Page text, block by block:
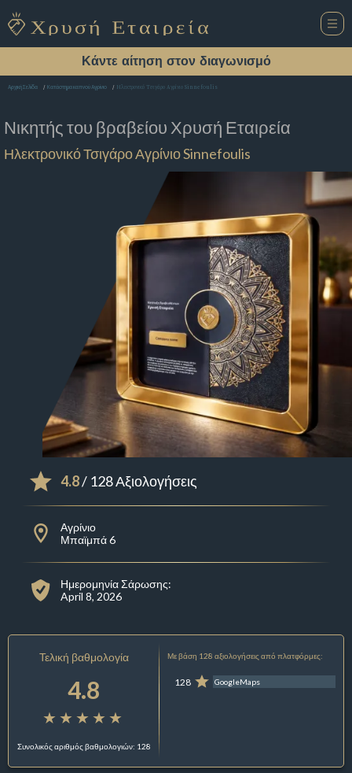
Κάντε αίτηση στον διαγωνισμό
Αρχική Σελίδα Κατάστημα καπνού Αγρίνιο Ηλεκτρονικό Τσιγάρο Αγρίνιο Sinnefoulis
Νικητής του βραβείου Χρυσή Εταιρεία
Ηλεκτρονικό Τσιγάρο Αγρίνιο Sinnefoulis
4.8/ 128 Αξιολογήσεις
Αγρίνιο
Μπαϊμπά 6
Ημερομηνία Σάρωσης:
April 8, 2026
Τελική βαθμολογία
4.8
Συνολικός αριθμός βαθμολογιών: 128
Με βάση 128 αξιολογήσεις από πλατφόρμες:
128 GoogleMaps